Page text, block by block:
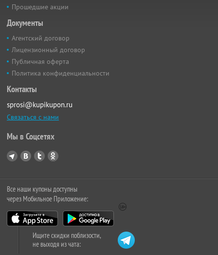
Прошедшие акции
Документы
Агентский договор
Лицензионный договор
Публичная оферта
Политика конфиденциальности
Контакты
sprosi@kupikupon.ru
Связаться с нами
Мы в Соцсетях
Все наши купоны доступны
через Мобильное Приложение:
Ищите скидки поблизости,
не выходя из чата: